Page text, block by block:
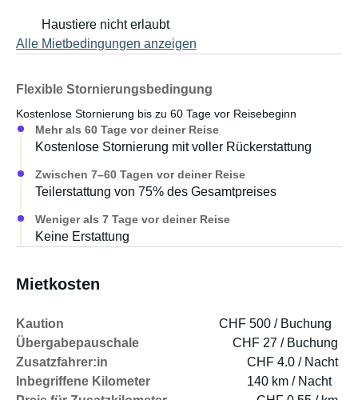
Haustiere nicht erlaubt
Alle Mietbedingungen anzeigen
Flexible Stornierungsbedingung
Kostenlose Stornierung bis zu 60 Tage vor Reisebeginn
Mehr als 60 Tage vor deiner Reise
Kostenlose Stornierung mit voller Rückerstattung
Zwischen 7–60 Tagen vor deiner Reise
Teilerstattung von 75% des Gesamtpreises
Weniger als 7 Tage vor deiner Reise
Keine Erstattung
Mietkosten
Kaution
CHF 500 / Buchung
Übergabepauschale
CHF 27 / Buchung
Zusatzfahrer:in
CHF 4.0 / Nacht
Inbegriffene Kilometer
140 km / Nacht